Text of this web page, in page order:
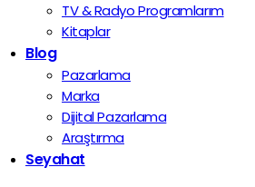
TV & Radyo Programlarım
Kitaplar
Blog
Pazarlama
Marka
Dijital Pazarlama
Araştırma
Seyahat